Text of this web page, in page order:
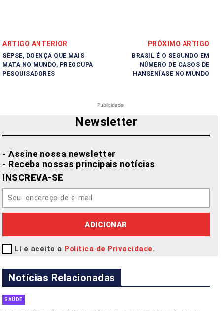
ARTIGO ANTERIOR
SEPSE, DOENÇA QUE MAIS
MATA NO MUNDO, PREOCUPA
PESQUISADORES
PRÓXIMO ARTIGO
BRASIL É O SEGUNDO EM
NÚMERO DE CASOS DE
HANSENÍASE NO MUNDO
Publicidade
Newsletter
- Assine nossa newsletter
- Receba nossas principais notícias
INSCREVA-SE
ADICIONAR
Li e aceito a Política de Privacidade.
Notícias Relacionadas
SAÚDE